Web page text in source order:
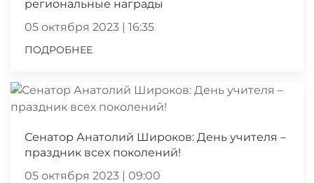
региональные награды
05 октября 2023 | 16:35
ПОДРОБНЕЕ
Сенатор Анатолий Широков: День учителя –
праздник всех поколений!
05 октября 2023 | 09:00